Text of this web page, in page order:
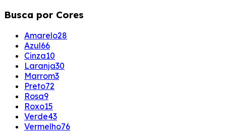
Busca por Cores
Amarelo28
Azul66
Cinza10
Laranja30
Marrom3
Preto72
Rosa9
Roxo15
Verde43
Vermelho76